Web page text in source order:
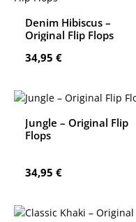
Denim Hibiscus –
Original Flip Flops
Regulärer Preis:
34,95 €
Jungle – Original Flip
Flops
Regulärer Preis:
34,95 €